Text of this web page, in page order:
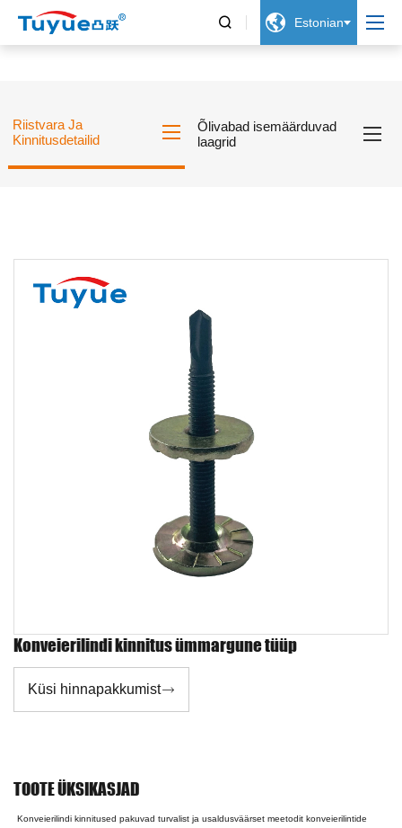
  Estonian
Riistvara Ja
Kinnitusdetailid
Õlivabad isemäärduvad
laagrid
Konveierilindi kinnitus ümmargune tüüp
Küsi hinnapakkumist
TOOTE ÜKSIKASJAD
Konveierilindi kinnitused pakuvad turvalist ja usaldusväärset meetodit konveierilintide